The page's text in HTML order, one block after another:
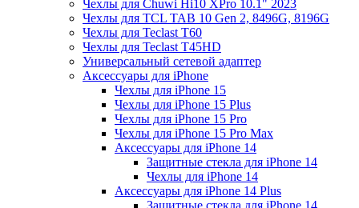
Чехлы для Chuwi Hi10 XPro 10.1" 2023
Чехлы для TCL TAB 10 Gen 2, 8496G, 8196G
Чехлы для Teclast T60
Чехлы для Teclast T45HD
Универсальный сетевой адаптер
Аксессуары для iPhone
Чехлы для iPhone 15
Чехлы для iPhone 15 Plus
Чехлы для iPhone 15 Pro
Чехлы для iPhone 15 Pro Max
Аксессуары для iPhone 14
Защитные стекла для iPhone 14
Чехлы для iPhone 14
Аксессуары для iPhone 14 Plus
Защитные стекла для iPhone 14